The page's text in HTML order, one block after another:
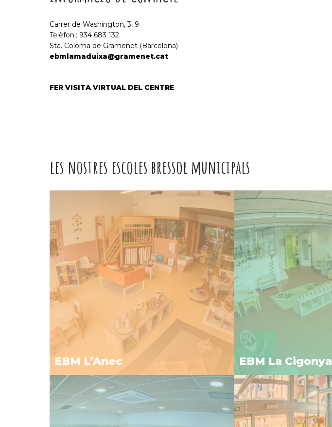
Carrer de Washington, 3, 9
Telèfon.: 934 683 132
Sta. Coloma de Gramenet (Barcelona)
ebmlamaduixa@gramenet.cat
FER VISITA VIRTUAL DEL CENTRE
les nostres escoles bressol municipals
EBM L’Anec EBM La Cigonya